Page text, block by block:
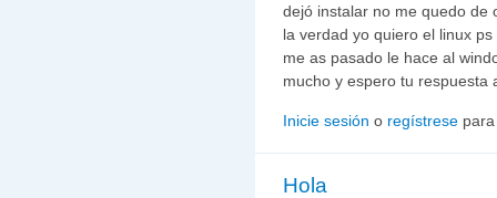
dejó instalar no me quedo de
la verdad yo quiero el linux
me as pasado le hace al
mucho y espero tu respuesta
Inicie sesión o regístrese
Hola